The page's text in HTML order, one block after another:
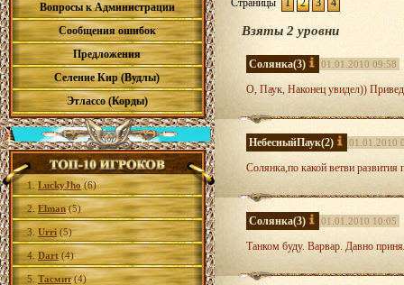
Вопросы к Администрации
Сообщения ошибок
Предложения
Селение Кир (Вудлы)
Этлассо (Корды)
1. LuckyJho (6)
2. Elman(5)
3. Urri (5)
4. Dart (4)
5. Тасмит(4)
Страницы 1 2 3 4
Взяты 2 уровни
Солянка(3) 01.01.2010 09:58
О, Паук, Наконец увидел))
НебесныйПаук(2) 01.01.2010
Солянка,по какой ветви развития
Солянка(3) 01.01.2010 10:05
Танком буду. Варвар. Давно